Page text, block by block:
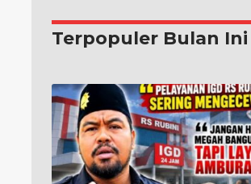
Terpopuler Bulan Ini